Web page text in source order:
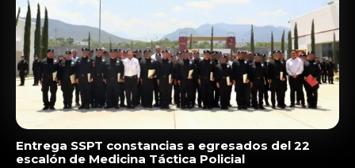
Entrega SSPT constancias a egresados del 22
escalón de Medicina Táctica Policial